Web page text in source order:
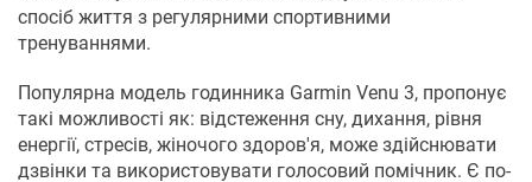
спосіб життя з регулярними спортивними
тренуваннями.
Популярна модель годинника Garmin Venu 3, пропонує
такі можливості як: відстеження сну, дихання, рівня
енергії, стресів, жіночого здоров'я, може здійснювати
дзвінки та використовувати голосовий помічник. Є по-